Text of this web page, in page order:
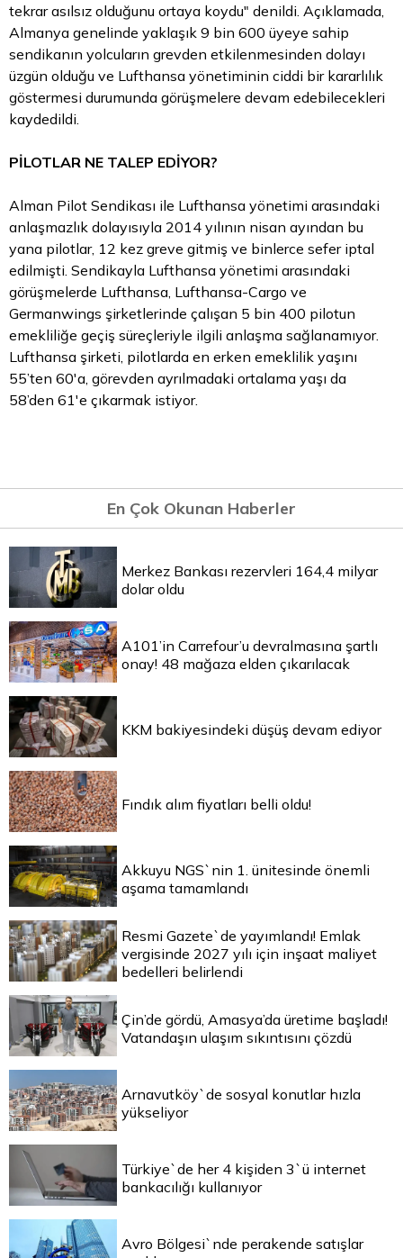
tekrar asılsız olduğunu ortaya koydu" denildi. Açıklamada,
Almanya genelinde yaklaşık 9 bin 600 üyeye sahip
sendikanın yolcuların grevden etkilenmesinden dolayı
üzgün olduğu ve Lufthansa yönetiminin ciddi bir kararlılık
göstermesi durumunda görüşmelere devam edebilecekleri
kaydedildi.
PİLOTLAR NE TALEP EDİYOR?
Alman Pilot Sendikası ile Lufthansa yönetimi arasındaki
anlaşmazlık dolayısıyla 2014 yılının nisan ayından bu
yana pilotlar, 12 kez greve gitmiş ve binlerce sefer iptal
edilmişti. Sendikayla Lufthansa yönetimi arasındaki
görüşmelerde Lufthansa, Lufthansa-Cargo ve
Germanwings şirketlerinde çalışan 5 bin 400 pilotun
emekliliğe geçiş süreçleriyle ilgili anlaşma sağlanamıyor.
Lufthansa şirketi, pilotlarda en erken emeklilik yaşını
55’ten 60'a, görevden ayrılmadaki ortalama yaşı da
58’den 61'e çıkarmak istiyor.
En Çok Okunan Haberler
Merkez Bankası rezervleri 164,4 milyar
dolar oldu
A101’in Carrefour’u devralmasına şartlı
onay! 48 mağaza elden çıkarılacak
KKM bakiyesindeki düşüş devam ediyor
Fındık alım fiyatları belli oldu!
Akkuyu NGS`nin 1. ünitesinde önemli
aşama tamamlandı
Resmi Gazete`de yayımlandı! Emlak
vergisinde 2027 yılı için inşaat maliyet
bedelleri belirlendi
Çin’de gördü, Amasya’da üretime başladı!
Vatandaşın ulaşım sıkıntısını çözdü
Arnavutköy`de sosyal konutlar hızla
yükseliyor
Türkiye`de her 4 kişiden 3`ü internet
bankacılığı kullanıyor
Avro Bölgesi`nde perakende satışlar